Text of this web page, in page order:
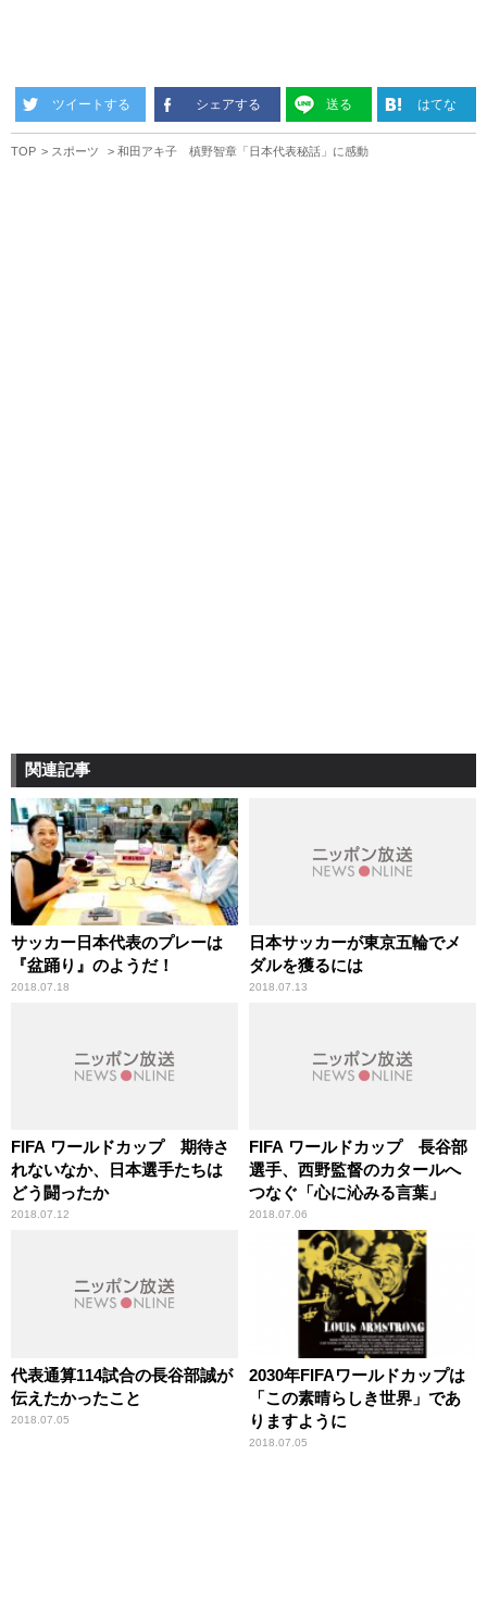
ツイートする シェアする 送る はてな
TOP スポーツ 和田アキ子 槙野智章「日本代表秘話」に感動
関連記事
サッカー日本代表のプレーは
『盆踊り』のようだ！
2018.07.18
日本サッカーが東京五輪でメ
ダルを獲るには
2018.07.13
FIFA ワールドカップ 期待さ
れないなか、日本選手たちは
どう闘ったか
2018.07.12
FIFA ワールドカップ 長谷部
選手、西野監督のカタールへ
つなぐ「心に沁みる言葉」
2018.07.06
代表通算114試合の長谷部誠が
伝えたかったこと
2018.07.05
2030年FIFAワールドカップは
「この素晴らしき世界」であ
りますように
2018.07.05